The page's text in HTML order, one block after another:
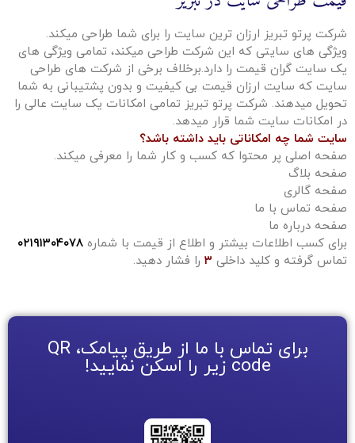
شرکت پرتو تبریز ارزان ترین سایت را برای شما طراحی میکند.
ویژگی های سایتی که این شرکت طراحی میکند، تمامی ویژگی های
یک سایت گران قیمت را دارد.برخلاف برخی از شرکت های طراحی
سایت که سایت ارزان قیمت بی کیفیت و بدون پشتیبانی به شما
تحویل میدهند. شرکت پرتو تبریز تمامی امکانات یک سایت عالی را
در امکانات سایت شما قرار میدهد.
سایت شما چه امکاناتی باید داشته باشد؟
صفحه اصلی پر محتوا که کسب و کار شما را معرفی میکند.
صفحه بلاگ
صفحه گالری
صفحه تماس با ما
صفحه درباره ما
برای کسب اطلاعات بیشتر و اطلاع از قیمت با شماره ۰۲۱۹۱۳۰۴۰۷۸
تماس گرفته و کلید داخلی ۳ را فشار دهید.
برای تماس با ما از طریق پیامک، QR
code زیر را اسکن نمایید!